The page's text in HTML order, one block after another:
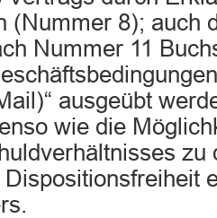
(Nummer 8); auch
Nummer 11
ausgeübt
wie die
zu
Dispositionsfreiheit